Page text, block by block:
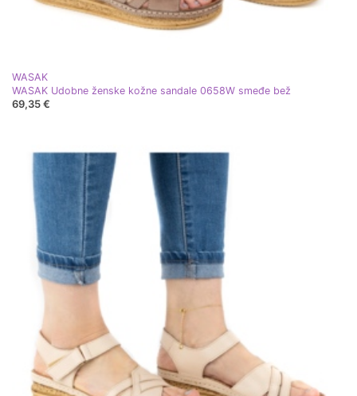
WASAK
WASAK Udobne ženske kožne sandale 0658W smeđe bež
69,35 €